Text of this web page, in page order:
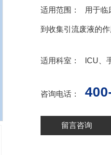
适用范围： 用于临
到收集引流废液的作
适用科室： ICU、
咨询电话：
留言咨询